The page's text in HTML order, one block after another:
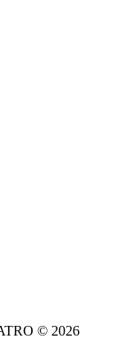
© 2026